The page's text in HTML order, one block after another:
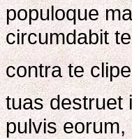
populoque
circumdabit
contra te
tuas destruet
pulvis